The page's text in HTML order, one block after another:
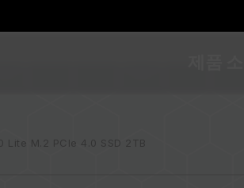
Lite M.2 PCIe 4.0 SSD 2TB